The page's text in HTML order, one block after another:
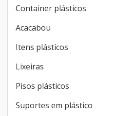
Container plásticos
Acacabou
Itens plásticos
Lixeiras
Pisos plásticos
Suportes em plástico